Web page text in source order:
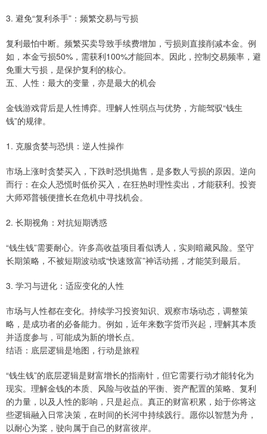
3. 避免“复利杀手”：频繁交易与亏损
复利最怕中断。频繁买卖导致手续费增加，亏损则直接削减本金。例
如，本金亏损50%，需获利100%才能回本。因此，控制交易频率，避
免重大亏损，是保护复利的核心。
五、人性：最大的变量，亦是最大的机会
金钱游戏背后是人性博弈。理解人性弱点与优势，方能驾驭“钱生
钱”的规律。
1. 克服贪婪与恐惧：逆人性操作
市场上涨时贪婪买入，下跌时恐惧抛售，是多数人亏损的原因。逆向
而行：在众人恐慌时低价买入，在狂热时理性卖出，才能获利。投资
大师邓普顿便擅长在危机中寻找机会。
2. 长期视角：对抗短期诱惑
“钱生钱”需要耐心。许多高收益项目看似诱人，实则暗藏风险。坚守
长期策略，不被短期波动或“快速致富”神话动摇，才能笑到最后。
3. 学习与进化：适应变化的人性
市场与人性都在变化。持续学习投资知识、观察市场动态，调整策
略，是成功者的必备能力。例如，近年来数字货币兴起，理解其本质
并适度参与，可能成为新的增长点。
结语：底层逻辑是地图，行动是旅程
“钱生钱”的底层逻辑是财富增长的指南针，但它需要行动才能转化为
现实。理解金钱的本质、风险与收益的平衡、资产配置的策略、复利
的力量，以及人性的影响，只是起点。真正的财富积累，始于你将这
些逻辑融入日常决策，在时间的长河中持续践行。愿你以智慧为舟，
以耐心为桨，驶向属于自己的财富彼岸。